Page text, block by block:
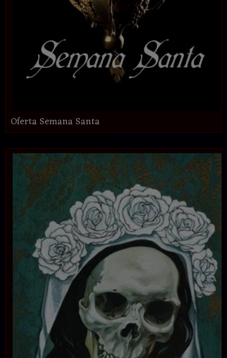
Oferta Semana Santa